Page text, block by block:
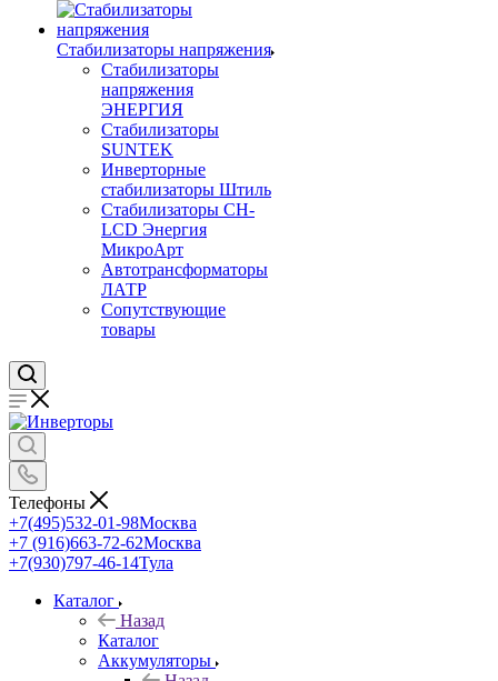
Стабилизаторы напряжения
Стабилизаторы
напряжения
ЭНЕРГИЯ
Стабилизаторы
SUNTEK
Инверторные
стабилизаторы Штиль
Стабилизаторы СН-
LCD Энepгия
МикроАрт
Автотрансформаторы
ЛАТР
Сопутствующие
товары
Телефоны
+7(495)532-01-98Москва
+7 (916)663-72-62Москва
+7(930)797-46-14Тула
Каталог
Назад
Каталог
Аккумуляторы